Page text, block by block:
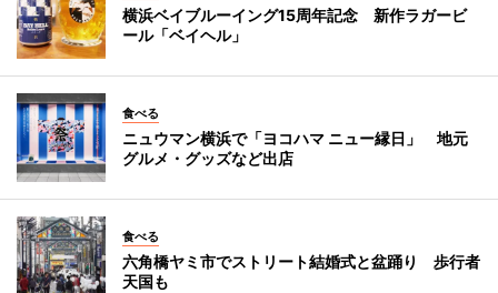
横浜ベイブルーイング15周年記念 新作ラガービ
ール「ベイヘル」
食べる
ニュウマン横浜で「ヨコハマ ニュー縁日」 地元
グルメ・グッズなど出店
食べる
六角橋ヤミ市でストリート結婚式と盆踊り 歩行者
天国も